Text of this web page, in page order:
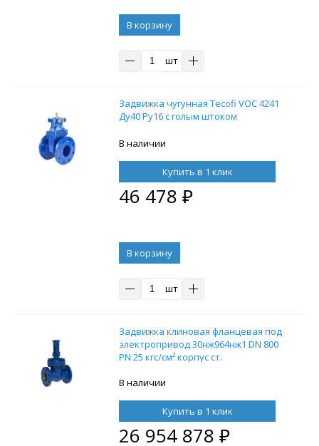
В корзину
шт
Задвижка чугунная Tecofi VOC 4241
Ду40 Ру16 с голым штоком
В наличии
Купить в 1 клик
46 478 ₽
В корзину
шт
Задвижка клиновая фланцевая под
электропривод 30нж964нж1 DN 800
PN 25 кгс/см² корпус ст.
В наличии
Купить в 1 клик
26 954 878 ₽